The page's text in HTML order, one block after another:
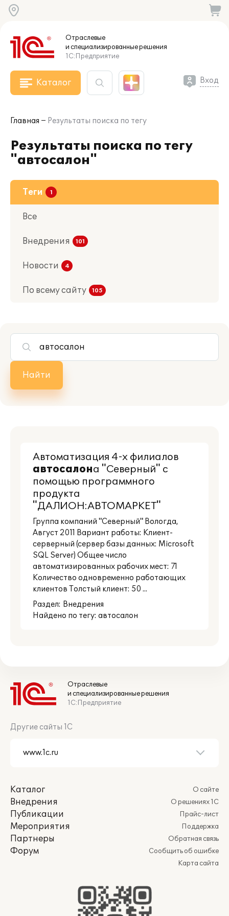
Отраслевые
и специализированныерешения
1С:Предприятие
Каталог Вход
Главная Результаты поиска по тегу
Результаты поиска по тегу
"автосалон"
Все
Внедрения
Новости
Теги
По всему сайту
Найти
Автоматизация 4-х филиалов
автосалона "Северный" с
помощью программного
продукта
"ДАЛИОН:АВТОМАРКЕТ"
Группа компаний "Северный" Вологда,
Август 2011 Вариант работы: Клиент-
серверный (сервер базы данных: Microsoft
SQL Server) Общее число
автоматизированных рабочих мест: 71
Количество одновременно работающих
клиентов Толстый клиент: 50 ...
Раздел: Внедрения
Найдено по тегу: автосалон
Отраслевые
и специализированные решения
1С:Предприятие
Другие сайты 1С
Каталог
Внедрения
Публикации
Мероприятия
Партнеры
Форум
О сайте
О решениях 1С
Прайс-лист
Поддержка
Обратная связь
Сообщить об ошибке
Карта сайта